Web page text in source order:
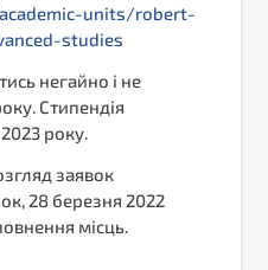
units/robert-
studies
негайно і не
Стипендія
року.
заявок
28 березня 2022
місць.